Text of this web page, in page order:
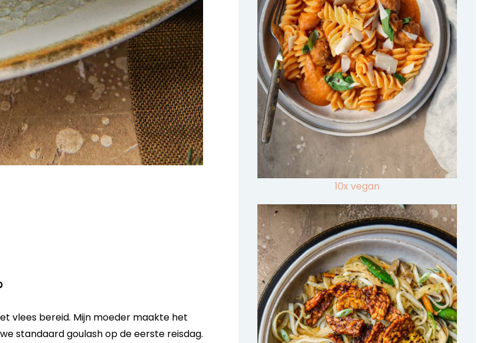
vlees bereid. Mijn moeder maakte het
standaard goulash op de eerste reisdag.
10x vegan